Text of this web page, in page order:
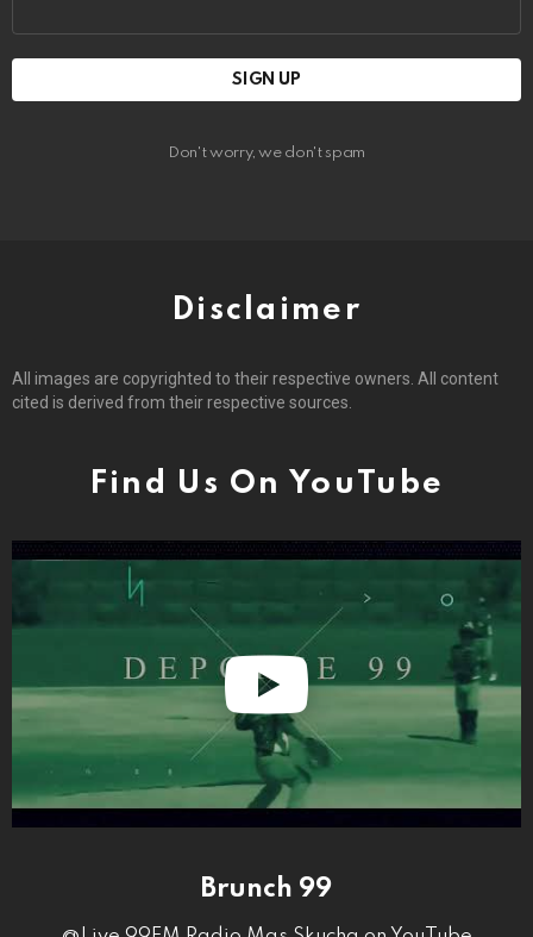
Don't worry, we don't spam
Disclaimer
All images are copyrighted to their respective owners. All content
cited is derived from their respective sources.
Find Us On YouTube
Brunch 99